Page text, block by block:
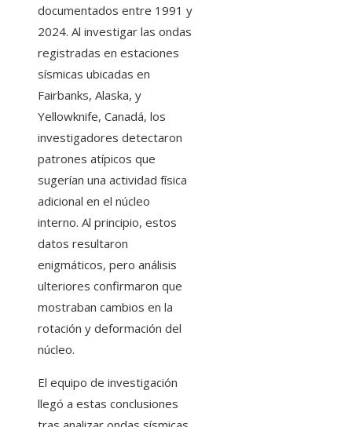
documentados entre 1991 y
2024. Al investigar las ondas
registradas en estaciones
sísmicas ubicadas en
Fairbanks, Alaska, y
Yellowknife, Canadá, los
investigadores detectaron
patrones atípicos que
sugerían una actividad física
adicional en el núcleo
interno. Al principio, estos
datos resultaron
enigmáticos, pero análisis
ulteriores confirmaron que
mostraban cambios en la
rotación y deformación del
núcleo.
El equipo de investigación
llegó a estas conclusiones